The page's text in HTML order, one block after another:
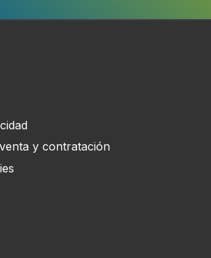
y contratación